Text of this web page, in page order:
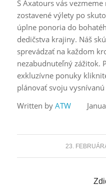
S Axatours vás
zostavené výlety po
úplne ponoria do
dedičstva krajiny. Náš
sprevádzať na každom
nezabudnuteľný zážitok.
exkluzívne ponuky
plánovať svoju vysnívanú
Written by ATW
23. /